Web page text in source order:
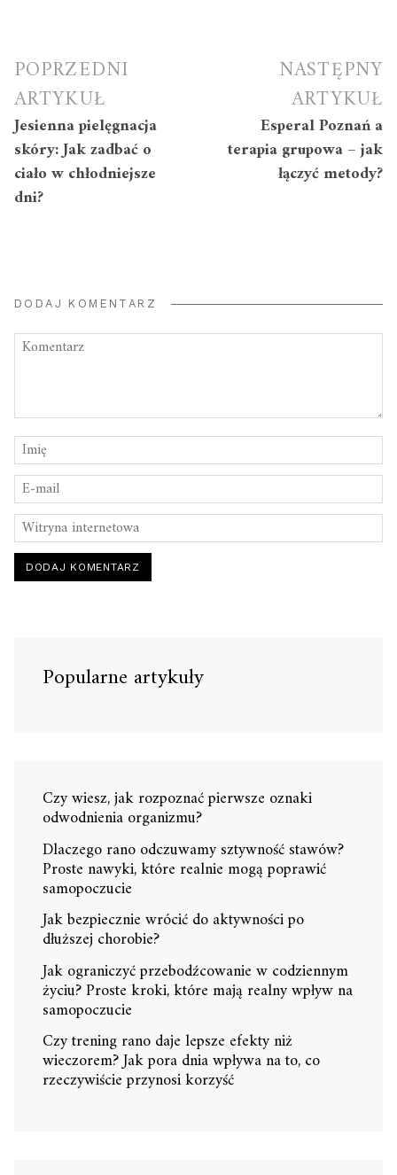
Nawigacja
wpisu
POPRZEDNI
ARTYKUŁ
Jesienna pielęgnacja
skóry: Jak zadbać o
ciało w chłodniejsze
dni?
NASTĘPNY
ARTYKUŁ
Esperal Poznań a
terapia grupowa – jak
łączyć metody?
DODAJ KOMENTARZ
Popularne artykuły
Czy wiesz, jak rozpoznać pierwsze oznaki
odwodnienia organizmu?
Dlaczego rano odczuwamy sztywność stawów?
Proste nawyki, które realnie mogą poprawić
samopoczucie
Jak bezpiecznie wrócić do aktywności po
dłuższej chorobie?
Jak ograniczyć przebodźcowanie w codziennym
życiu? Proste kroki, które mają realny wpływ na
samopoczucie
Czy trening rano daje lepsze efekty niż
wieczorem? Jak pora dnia wpływa na to, co
rzeczywiście przynosi korzyść